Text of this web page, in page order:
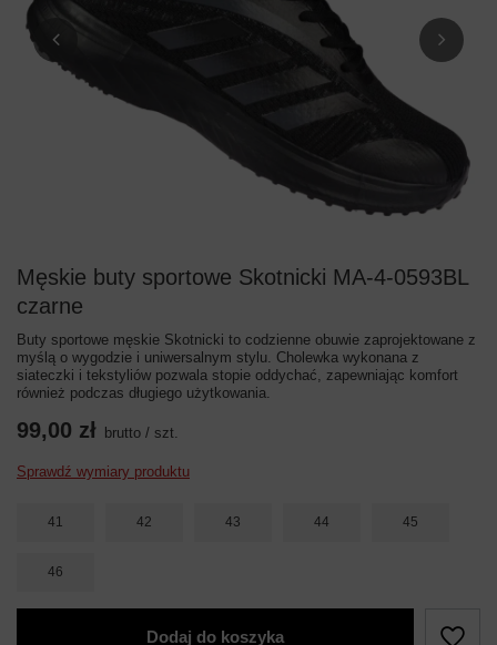
Męskie buty sportowe Skotnicki MA-4-0593BL
czarne
Buty sportowe męskie Skotnicki to codzienne obuwie zaprojektowane z
myślą o wygodzie i uniwersalnym stylu. Cholewka wykonana z
siateczki i tekstyliów pozwala stopie oddychać, zapewniając komfort
również podczas długiego użytkowania.
99,00 zł brutto / szt.
Sprawdź wymiary produktu
41 42 43 44 45
46
Dodaj do koszyka